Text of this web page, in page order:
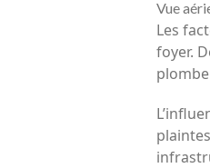
Vue
Les
foyer.